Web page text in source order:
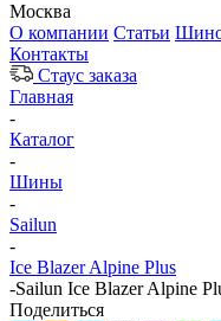
Москва
О компании Статьи
Контакты
Стаус заказа
Главная
-
Каталог
-
Шины
-
Sailun
-
Ice Blazer Alpine Plus
-Sailun Ice Blazer Alpine
Поделиться